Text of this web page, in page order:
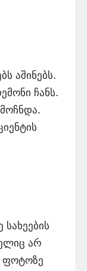
აშინებს.
ჩანს.
არ
ფოტოზე